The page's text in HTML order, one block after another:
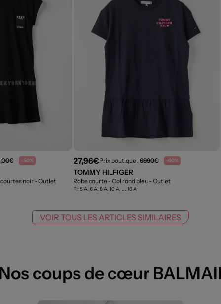
-50%
noir - Outlet
27,96€Prix boutique :69,90€ -60%
TOMMY HILFIGER
Robe courte - Col rond bleu - Outlet
T :5 A, 6 A, 8 A, 10 A, ... 16 A
VOIR TOUS LES ARTICLES SIMILAIRES
coups de cœur